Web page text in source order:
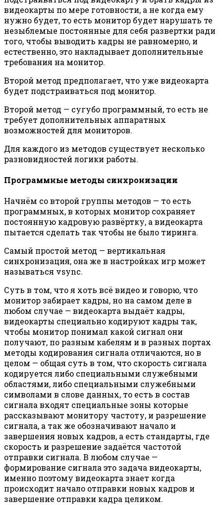
видеокарты по мере готовности, а не когда ему
нужно будет, то есть монитор будет нарушать те
незыблемые постоянные для себя развертки ради
того, чтобы выводить кадры не равномерно, и
естественно, это накладывает дополнительные
требования на монитор.
Второй метод предполагает, что уже видеокарта
будет подстраиваться под монитор.
Второй метод — сугубо программный, то есть не
требует дополнительных аппаратных
возможностей для мониторов.
Для каждого из методов существует несколько
разновидностей логики работы.
Программные методы синхронизации
Начнём со второй группы методов — то есть
программных, в которых монитор сохраняет
постоянную кадровую развёртку, а видеокарта
пытается сделать так чтобы не было тиринга.
Самый простой метод — вертикальная
синхронизация, она же в настройках игр может
называться vsync.
Суть в том, что я хоть всё видео и говорю, что
монитор забирает кадры, но на самом деле в
любом случае — видеокарта выдаёт кадры,
видеокарты специально кодируют кадры так,
чтобы монитор понимал какой сигнал они
получают, по разным кабелям и в разных портах
методы кодирования сигнала отличаются, но в
целом — общая суть в том, что скорость сигнала
кодируется либо специальными служебными
областями, либо специальными служебными
символами в слове данных, то есть в состав
сигнала входят специальные зоны которые
рассказывают монитору частоту, и разрешение
сигнала, а так же обозначивают начало и
завершения новых кадров, а есть стандарты, где
скорость и разрешение задаётся частотой
отправки сигнала. В любом случае —
формирование сигнала это задача видеокарты,
именно поэтому видеокарта знает когда
происходит начало отправки новых кадров и
завершение отправки кадра целиком.